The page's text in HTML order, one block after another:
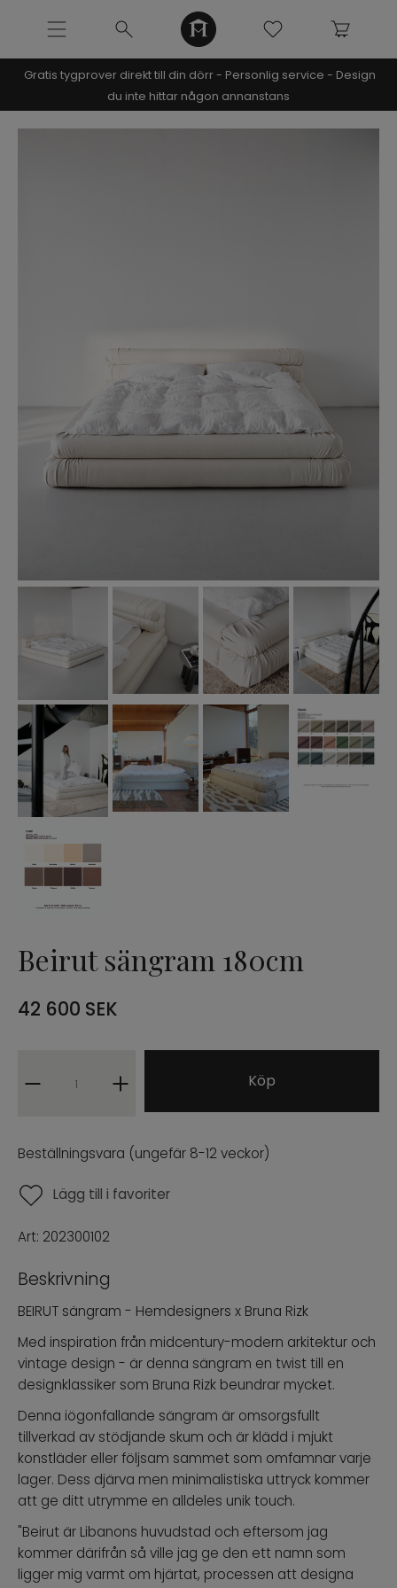
NOOMI x KRISTIN
SOFFOR
Bästsäljare
Möbelvård
Sängramar
THE FALL EDIT
Soffbord
Bord
Stolar
Thonet-stolar
Barstolar
Fåtöljer
Pallar
INREDNING
URBAN COLLECTION
NÒRE COLLECTION
PROFFESIONAL B2B
ENG | SWE
Gratis tygprover direkt till din dörr - Personlig service - Design
du inte hittar någon annanstans
Beirut sängram 180cm
42 600 SEK
Köp
Beställningsvara (ungefär 8-12 veckor)
Lägg till i favoriter
Art: 202300102
Beskrivning
BEIRUT sängram - Hemdesigners x Bruna Rizk
Med inspiration från midcentury-modern arkitektur och
vintage design - är denna sängram en twist till en
designklassiker som Bruna Rizk beundrar mycket.
Denna iögonfallande sängram är omsorgsfullt
tillverkad av stödjande skum och är klädd i mjukt
konstläder eller följsam sammet som omfamnar varje
lager. Dess djärva men minimalistiska uttryck kommer
att ge ditt utrymme en alldeles unik touch.
"Beirut är Libanons huvudstad och eftersom jag
kommer därifrån så ville jag ge den ett namn som
ligger mig varmt om hjärtat, processen att designa